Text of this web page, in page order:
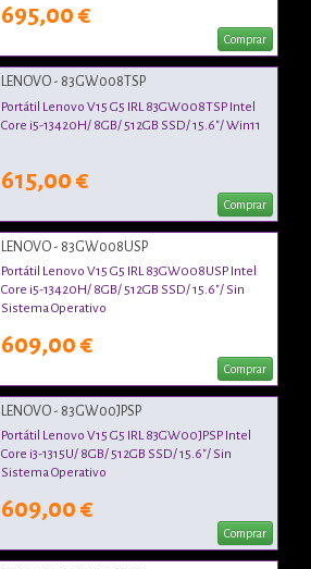
695,00 €
Comprar
LENOVO - 83GW008TSP
Portátil Lenovo V15 G5 IRL 83GW008TSP Intel
Core i5-13420H/ 8GB/ 512GB SSD/ 15.6"/ Win11
615,00 €
Comprar
LENOVO - 83GW008USP
Portátil Lenovo V15 G5 IRL 83GW008USP Intel
Core i5-13420H/ 8GB/ 512GB SSD/ 15.6"/ Sin
Sistema Operativo
609,00 €
Comprar
LENOVO - 83GW00JPSP
Portátil Lenovo V15 G5 IRL 83GW00JPSP Intel
Core i3-1315U/ 8GB/ 512GB SSD/ 15.6"/ Sin
Sistema Operativo
609,00 €
Comprar